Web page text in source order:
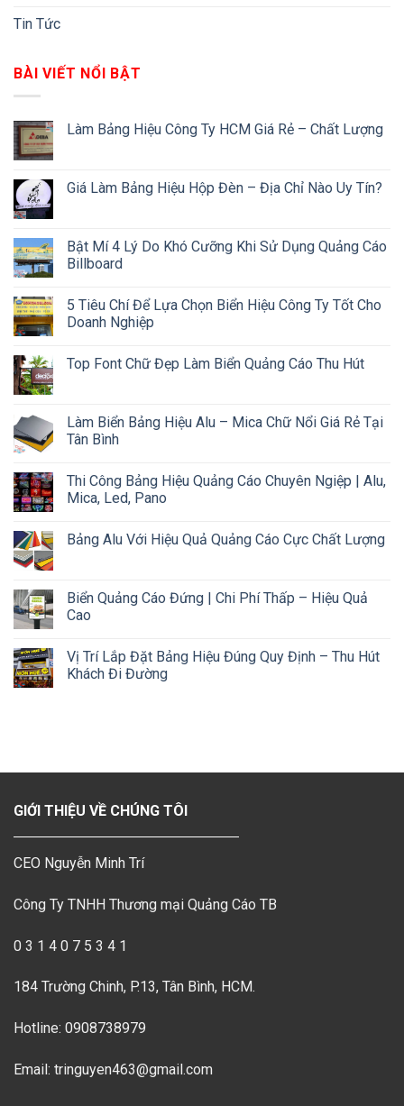
Tin Tức
BÀI VIẾT NỔI BẬT
Làm Bảng Hiệu Công Ty HCM Giá Rẻ – Chất Lượng
Giá Làm Bảng Hiệu Hộp Đèn – Địa Chỉ Nào Uy Tín?
Bật Mí 4 Lý Do Khó Cưỡng Khi Sử Dụng Quảng Cáo
Billboard
5 Tiêu Chí Để Lựa Chọn Biển Hiệu Công Ty Tốt Cho
Doanh Nghiệp
Top Font Chữ Đẹp Làm Biển Quảng Cáo Thu Hút
Làm Biển Bảng Hiệu Alu – Mica Chữ Nổi Giá Rẻ Tại
Tân Bình
Thi Công Bảng Hiệu Quảng Cáo Chuyên Ngiệp | Alu,
Mica, Led, Pano
Bảng Alu Với Hiệu Quả Quảng Cáo Cực Chất Lượng
Biển Quảng Cáo Đứng | Chi Phí Thấp – Hiệu Quả
Cao
Vị Trí Lắp Đặt Bảng Hiệu Đúng Quy Định – Thu Hút
Khách Đi Đường
GIỚI THIỆU VỀ CHÚNG TÔI
CEO Nguyễn Minh Trí
Công Ty TNHH Thương mại Quảng Cáo TB
0 3 1 4 0 7 5 3 4 1
184 Trường Chinh, P.13, Tân Bình, HCM.
Hotline: 0908738979
Email: tringuyen463@gmail.com